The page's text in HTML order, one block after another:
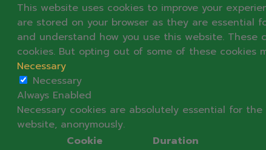
This website uses cookies to improve your
are stored on your browser as they are essential
and understand how you use this website.
cookies. But opting out of some of these cookies
Necessary
Necessary
Always Enabled
Necessary cookies are absolutely essential for
website, anonymously.
Cookie
Duration